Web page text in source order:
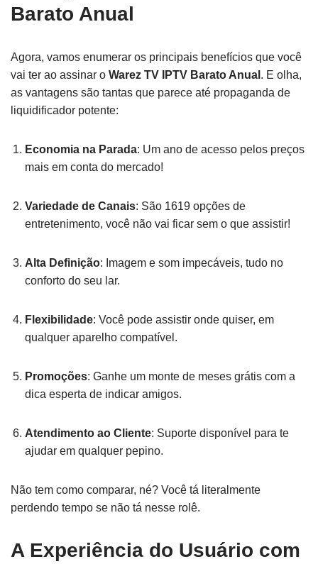
Barato Anual
Agora, vamos enumerar os principais benefícios que você
vai ter ao assinar o Warez TV IPTV Barato Anual . E olha,
as vantagens são tantas que parece até propaganda de
liquidificador potente:
Economia na Parada: Um ano de acesso pelos preços
mais em conta do mercado!
Variedade de Canais: São 1619 opções de
entretenimento, você não vai ficar sem o que assistir!
Alta Definição: Imagem e som impecáveis, tudo no
conforto do seu lar.
Flexibilidade: Você pode assistir onde quiser, em
qualquer aparelho compatível.
Promoções: Ganhe um monte de meses grátis com a
dica esperta de indicar amigos.
Atendimento ao Cliente: Suporte disponível para te
ajudar em qualquer pepino.
Não tem como comparar, né? Você tá literalmente
perdendo tempo se não tá nesse rolê.
A Experiência do Usuário com